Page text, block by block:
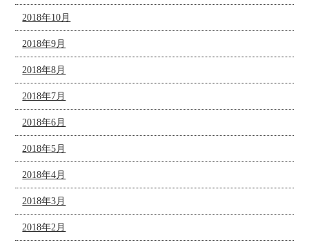
2018年10月
2018年9月
2018年8月
2018年7月
2018年6月
2018年5月
2018年4月
2018年3月
2018年2月